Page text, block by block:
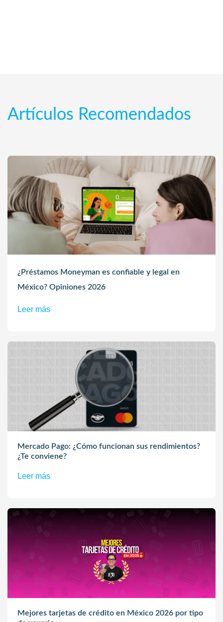
Artículos Recomendados
¿Préstamos Moneyman es confiable y legal en
México? Opiniones 2026
Leer más
Mercado Pago: ¿Cómo funcionan sus rendimientos?
¿Te conviene?
Leer más
Mejores tarjetas de crédito en México 2026 por tipo